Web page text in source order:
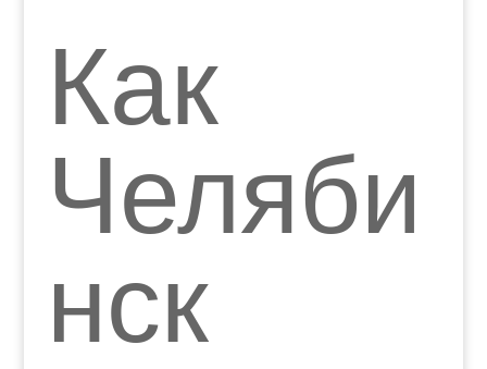
Как
Челяби
нск